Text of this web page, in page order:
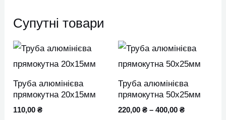
Супутні товари
Труба алюмінієва
прямокутна 20х15мм
110,00₴
товар
кілька
варіантів.
Труба алюмінієва
прямокутна 50х25мм
220,00 ₴ – 400,00 ₴